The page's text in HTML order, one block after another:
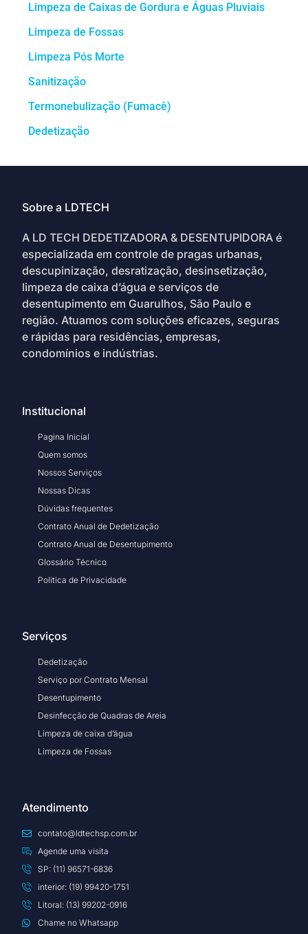
Limpeza de Caixas de Gordura e Águas Pluviais
Limpeza de Fossas
Limpeza Pós Morte
Sanitização
Termonebulização (Fumacê)
Dedetização
Sobre a LDTECH
A LD TECH DEDETIZADORA & DESENTUPIDORA é
especializada em controle de pragas urbanas,
descupinização, desratização, desinsetização,
limpeza de caixa d’água e serviços de
desentupimento em Guarulhos, São Paulo e
região. Atuamos com soluções eficazes, seguras
e rápidas para residências, empresas,
condomínios e indústrias.
Institucional
Pagina Inicial
Quem somos
Nossos Serviços
Nossas Dicas
Dúvidas frequentes
Contrato Anual de Dedetização
Contrato Anual de Desentupimento
Glossário Técnico
Politica de Privacidade
Serviços
Dedetização
Serviço por Contrato Mensal
Desentupimento
Desinfecção de Quadras de Areia
Limpeza de caixa d’água
Limpeza de Fossas
Atendimento
contato@ldtechsp.com.br
Agende uma visita
SP: (11) 96571-6836
interior: (19) 99420-1751
Litoral: (13) 99202-0916
Chame no Whatsapp